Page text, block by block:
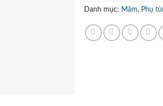
Danh mục: Mâm, Phụ